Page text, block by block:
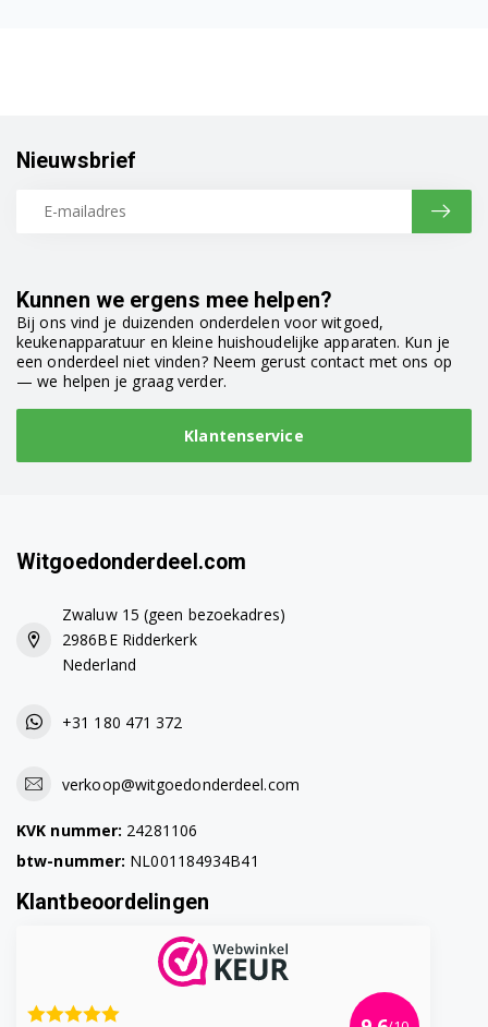
Kunnen we ergens mee helpen?
Bij ons vind je duizenden onderdelen voor witgoed,
keukenapparatuur en kleine huishoudelijke apparaten. Kun je
een onderdeel niet vinden? Neem gerust contact met ons op
— we helpen je graag verder.
Klantenservice
Nieuwsbrief
Witgoedonderdeel.com
Zwaluw 15 (geen bezoekadres)
2986BE Ridderkerk
Nederland
+31 180 471 372
verkoop@witgoedonderdeel.com
KVK nummer: 24281106
btw-nummer: NL001184934B41
Klantbeoordelingen